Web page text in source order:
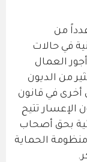
من
في حالات
العمال
من الديون
أخرى في قانون
الإعسار تتيح
بحق أصحاب
الحماية